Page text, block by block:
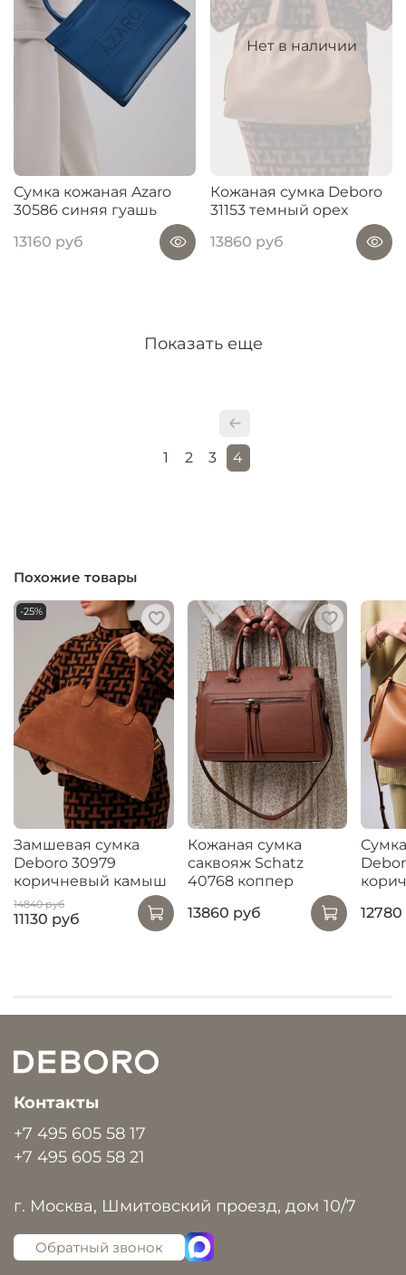
Сумка кожаная Azaro
30586 синяя гуашь
13160 руб
Нет в наличии
Кожаная сумка Deboro
31153 темный орех
13860 руб
Показать еще
1 2 3 4
Похожие товары
-25%
Замшевая сумка
Deboro 30979
коричневый камыш
14840 руб
11130 руб
Кожаная сумка
саквояж Schatz
40768 коппер
13860 руб
Контакты
+7 495 605 58 17
+7 495 605 58 21
г. Москва, Шмитовский проезд, дом 10/7
Обратный звонок